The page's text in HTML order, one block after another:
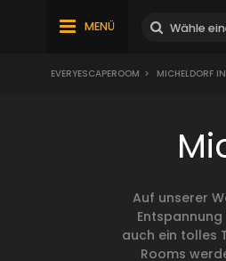
MENÜ
EVERYESCAPEROOM > MICHELDORF
Auf unserer
auch ein tolles
Rooms